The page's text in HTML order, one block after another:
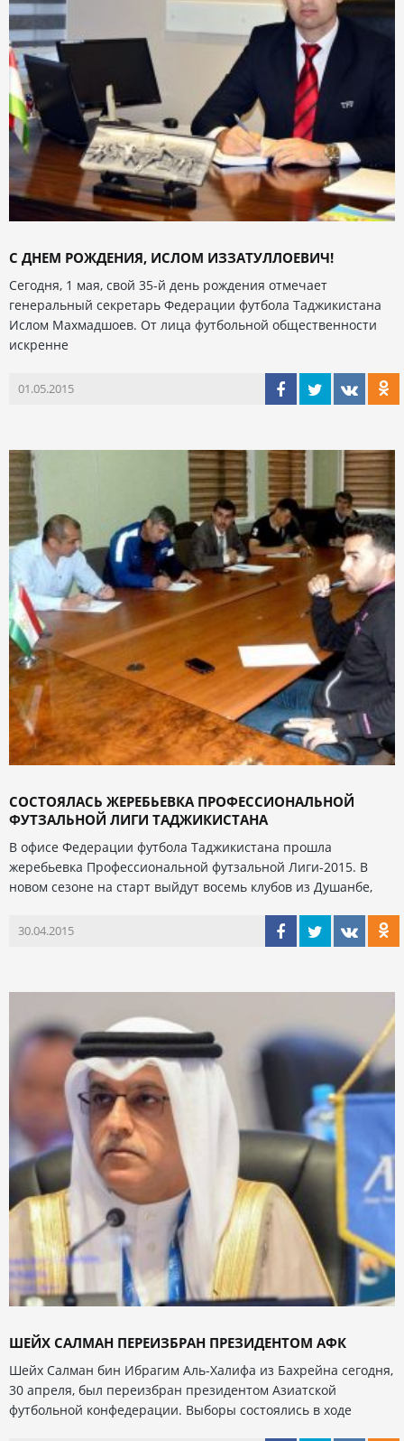
С ДНЕМ РОЖДЕНИЯ, ИСЛОМ ИЗЗАТУЛЛОЕВИЧ!
Сегодня, 1 мая, свой 35-й день рождения отмечает
генеральный секретарь Федерации футбола Таджикистана
Ислом Махмадшоев. От лица футбольной общественности
искренне
01.05.2015
СОСТОЯЛАСЬ ЖЕРЕБЬЕВКА ПРОФЕССИОНАЛЬНОЙ
ФУТЗАЛЬНОЙ ЛИГИ ТАДЖИКИСТАНА
В офисе Федерации футбола Таджикистана прошла
жеребьевка Профессиональной футзальной Лиги-2015. В
новом сезоне на старт выйдут восемь клубов из Душанбе,
30.04.2015
ШЕЙХ САЛМАН ПЕРЕИЗБРАН ПРЕЗИДЕНТОМ АФК
Шейх Салман бин Ибрагим Аль-Халифа из Бахрейна сегодня,
30 апреля, был переизбран президентом Азиатской
футбольной конфедерации. Выборы состоялись в ходе